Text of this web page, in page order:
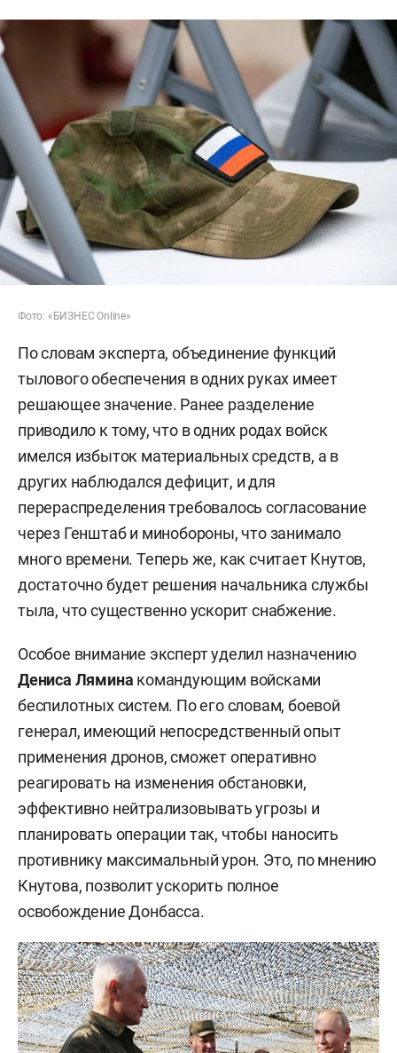
Фото: «БИЗНЕС Online»
По словам эксперта, объединение функций
тылового обеспечения в одних руках имеет
решающее значение. Ранее разделение
приводило к тому, что в одних родах войск
имелся избыток материальных средств, а в
других наблюдался дефицит, и для
перераспределения требовалось согласование
через Генштаб и минобороны, что занимало
много времени. Теперь же, как считает Кнутов,
достаточно будет решения начальника службы
тыла, что существенно ускорит снабжение.
Особое внимание эксперт уделил назначению
Дениса Лямина командующим войсками
беспилотных систем. По его словам, боевой
генерал, имеющий непосредственный опыт
применения дронов, сможет оперативно
реагировать на изменения обстановки,
эффективно нейтрализовывать угрозы и
планировать операции так, чтобы наносить
противнику максимальный урон. Это, по мнению
Кнутова, позволит ускорить полное
освобождение Донбасса.